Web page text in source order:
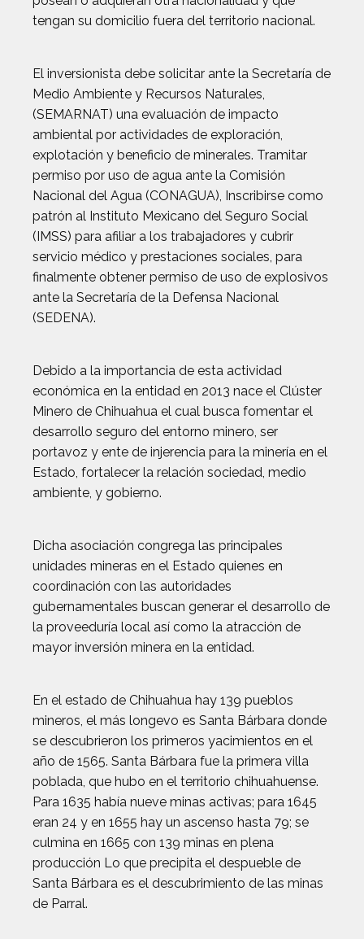
tengan su domicilio fuera del territorio nacional.
El inversionista debe solicitar ante la Secretaría de
Medio Ambiente y Recursos Naturales,
(SEMARNAT) una evaluación de impacto
ambiental por actividades de exploración,
explotación y beneficio de minerales. Tramitar
permiso por uso de agua ante la Comisión
Nacional del Agua (CONAGUA), Inscribirse como
patrón al Instituto Mexicano del Seguro Social
(IMSS) para afiliar a los trabajadores y cubrir
servicio médico y prestaciones sociales, para
finalmente obtener permiso de uso de explosivos
ante la Secretaría de la Defensa Nacional
(SEDENA).
Debido a la importancia de esta actividad
económica en la entidad en 2013 nace el Clúster
Minero de Chihuahua el cual busca fomentar el
desarrollo seguro del entorno minero, ser
portavoz y ente de injerencia para la minería en el
Estado, fortalecer la relación sociedad, medio
ambiente, y gobierno.
Dicha asociación congrega las principales
unidades mineras en el Estado quienes en
coordinación con las autoridades
gubernamentales buscan generar el desarrollo de
la proveeduría local así como la atracción de
mayor inversión minera en la entidad.
En el estado de Chihuahua hay 139 pueblos
mineros, el más longevo es Santa Bárbara donde
se descubrieron los primeros yacimientos en el
año de 1565. Santa Bárbara fue la primera villa
poblada, que hubo en el territorio chihuahuense.
Para 1635 había nueve minas activas; para 1645
eran 24 y en 1655 hay un ascenso hasta 79; se
culmina en 1665 con 139 minas en plena
producción Lo que precipita el despueble de
Santa Bárbara es el descubrimiento de las minas
de Parral.